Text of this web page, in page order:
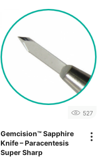
527
Gemcision™ Sapphire
Knife – Paracentesis
Super Sharp